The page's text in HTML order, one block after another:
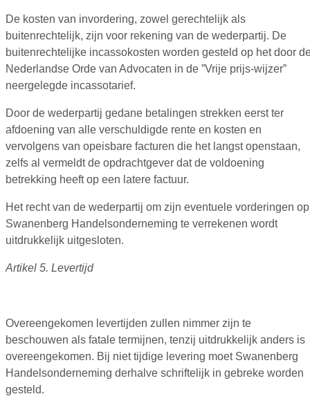
De kosten van invordering, zowel gerechtelijk als
buitenrechtelijk, zijn voor rekening van de wederpartij. De
buitenrechtelijke incassokosten worden gesteld op het door
Nederlandse Orde van Advocaten in de ”Vrije prijs-wijzer”
neergelegde incassotarief.
Door de wederpartij gedane betalingen strekken eerst ter
afdoening van alle verschuldigde rente en kosten en
vervolgens van opeisbare facturen die het langst openstaan,
zelfs al vermeldt de opdrachtgever dat de voldoening
betrekking heeft op een latere factuur.
Het recht van de wederpartij om zijn eventuele vorderingen op
Swanenberg Handelsonderneming te verrekenen wordt
uitdrukkelijk uitgesloten.
Artikel 5. Levertijd
Overeengekomen levertijden zullen nimmer zijn te
beschouwen als fatale termijnen, tenzij uitdrukkelijk anders is
overeengekomen. Bij niet tijdige levering moet Swanenberg
Handelsonderneming derhalve schriftelijk in gebreke worden
gesteld.